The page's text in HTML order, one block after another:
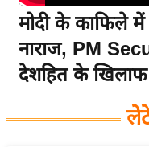
ष्ट्री
य
अं
त
ष्ट्री
मोदी के काफिले में
नाराज, PM
देशहित के खिलाफ